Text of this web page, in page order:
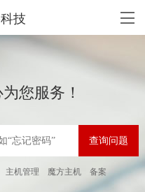
技
您服务！
主机管理 魔方主机 备案